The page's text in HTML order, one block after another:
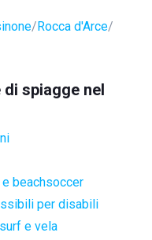
Rocca d'Arce
spiagge nel
beachsoccer
per disabili
e vela